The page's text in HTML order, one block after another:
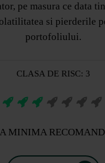
pe masura ce data
si pierderile
portofoliului.
CLASA DE RISC: 3
MINIMA